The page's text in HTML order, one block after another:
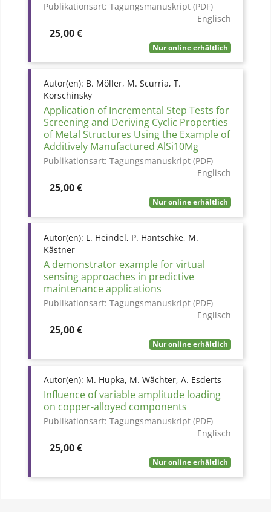
Publikationsart: Tagungsmanuskript (PDF)
Englisch
Preis
25,00 €
Nur online erhältlich
Autor(en): B. Möller, M. Scurria, T.
Korschinsky
Application of Incremental Step Tests for
Screening and Deriving Cyclic Properties
of Metal Structures Using the Example of
Additively Manufactured AlSi10Mg
Publikationsart: Tagungsmanuskript (PDF)
Englisch
Preis
25,00 €
Nur online erhältlich
Autor(en): L. Heindel, P. Hantschke, M.
Kästner
A demonstrator example for virtual
sensing approaches in predictive
maintenance applications
Publikationsart: Tagungsmanuskript (PDF)
Englisch
Preis
25,00 €
Nur online erhältlich
Autor(en): M. Hupka, M. Wächter, A. Esderts
Influence of variable amplitude loading
on copper-alloyed components
Publikationsart: Tagungsmanuskript (PDF)
Englisch
Preis
25,00 €
Nur online erhältlich